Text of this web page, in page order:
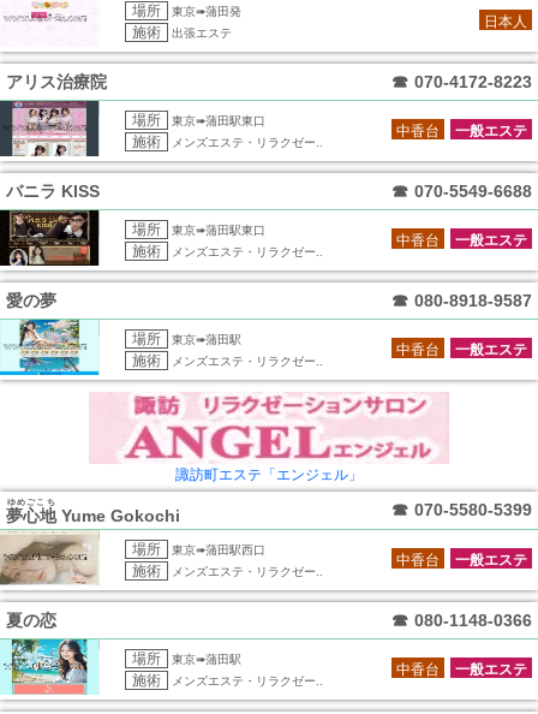
場所 東京➠蒲田発
施術 出張エステ
日本人
アリス治療院 ☎ 070-4172-8223
場所 東京➠蒲田駅東口
施術 メンズエステ・リラクゼー..
一般エステ
中香台
バニラ KISS ☎ 070-5549-6688
場所 東京➠蒲田駅東口
施術 メンズエステ・リラクゼー..
一般エステ
中香台
愛の夢 ☎ 080-8918-9587
場所 東京➠蒲田駅
施術 メンズエステ・リラクゼー..
一般エステ
中香台
諏訪町エステ「エンジェル」
夢心地
ゆめごこち
Yume Gokochi ☎ 070-5580-5399
場所 東京➠蒲田駅西口
施術 メンズエステ・リラクゼー..
一般エステ
中香台
夏の恋 ☎ 080-1148-0366
場所 東京➠蒲田駅
施術 メンズエステ・リラクゼー..
一般エステ
中香台